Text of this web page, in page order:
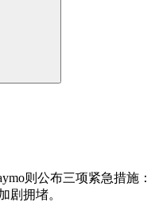
则公布三项紧急措
剧拥堵。